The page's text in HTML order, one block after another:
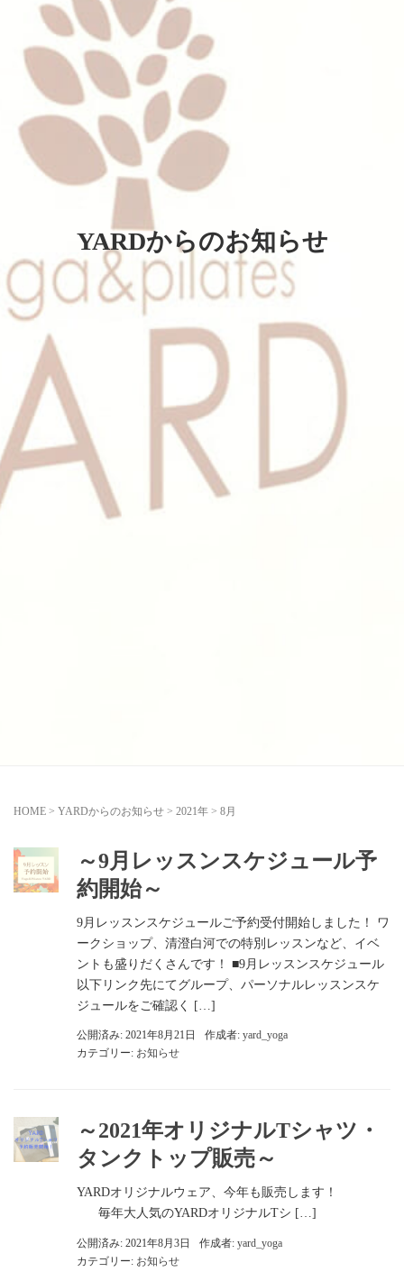
YARDからのお知らせ
HOME > YARDからのお知らせ > 2021年 > 8月
～9月レッスンスケジュール予
約開始～
9月レッスンスケジュールご予約受付開始しました！ ワ
ークショップ、清澄白河での特別レッスンなど、イベ
ントも盛りだくさんです！ ■9月レッスンスケジュール
以下リンク先にてグループ、パーソナルレッスンスケ
ジュールをご確認く […]
公開済み: 2021年8月21日 作成者: yard_yoga
カテゴリー: お知らせ
～2021年オリジナルTシャツ・
タンクトップ販売～
YARDオリジナルウェア、今年も販売します！
毎年大人気のYARDオリジナルTシ […]
公開済み: 2021年8月3日 作成者: yard_yoga
カテゴリー: お知らせ